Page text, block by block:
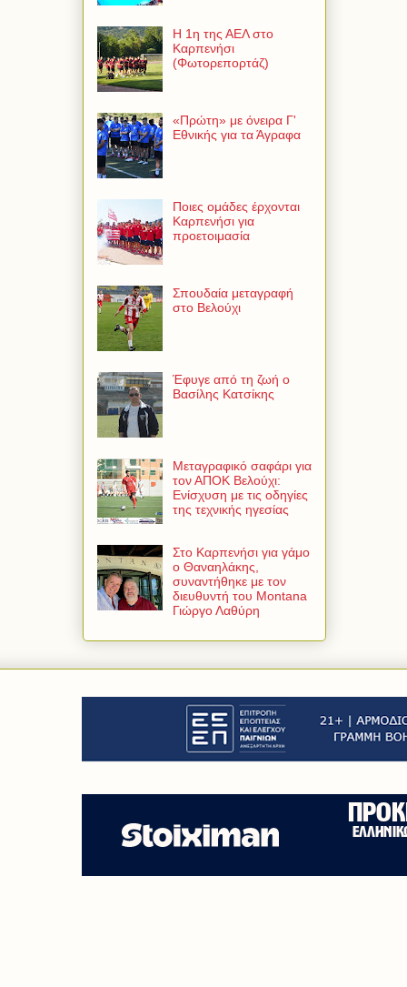
Η 1η της ΑΕΛ στο
Καρπενήσι
(Φωτορεπορτάζ)
«Πρώτη» με όνειρα Γ'
Εθνικής για τα Άγραφα
Ποιες ομάδες έρχονται
Καρπενήσι για
προετοιμασία
Σπουδαία μεταγραφή
στο Βελούχι
Έφυγε από τη ζωή ο
Βασίλης Κατσίκης
Μεταγραφικό σαφάρι για
τον ΑΠΟΚ Βελούχι:
Ενίσχυση με τις οδηγίες
της τεχνικής ηγεσίας
Στο Καρπενήσι για γάμο
ο Θαναηλάκης,
συναντήθηκε με τον
διευθυντή του Montana
Γιώργο Λαθύρη